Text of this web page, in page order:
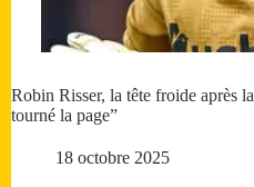
Robin Risser, la tête froide après
tourné la page”
18 octobre 2025